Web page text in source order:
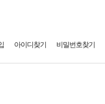
아이디찾기 비밀번호찾기